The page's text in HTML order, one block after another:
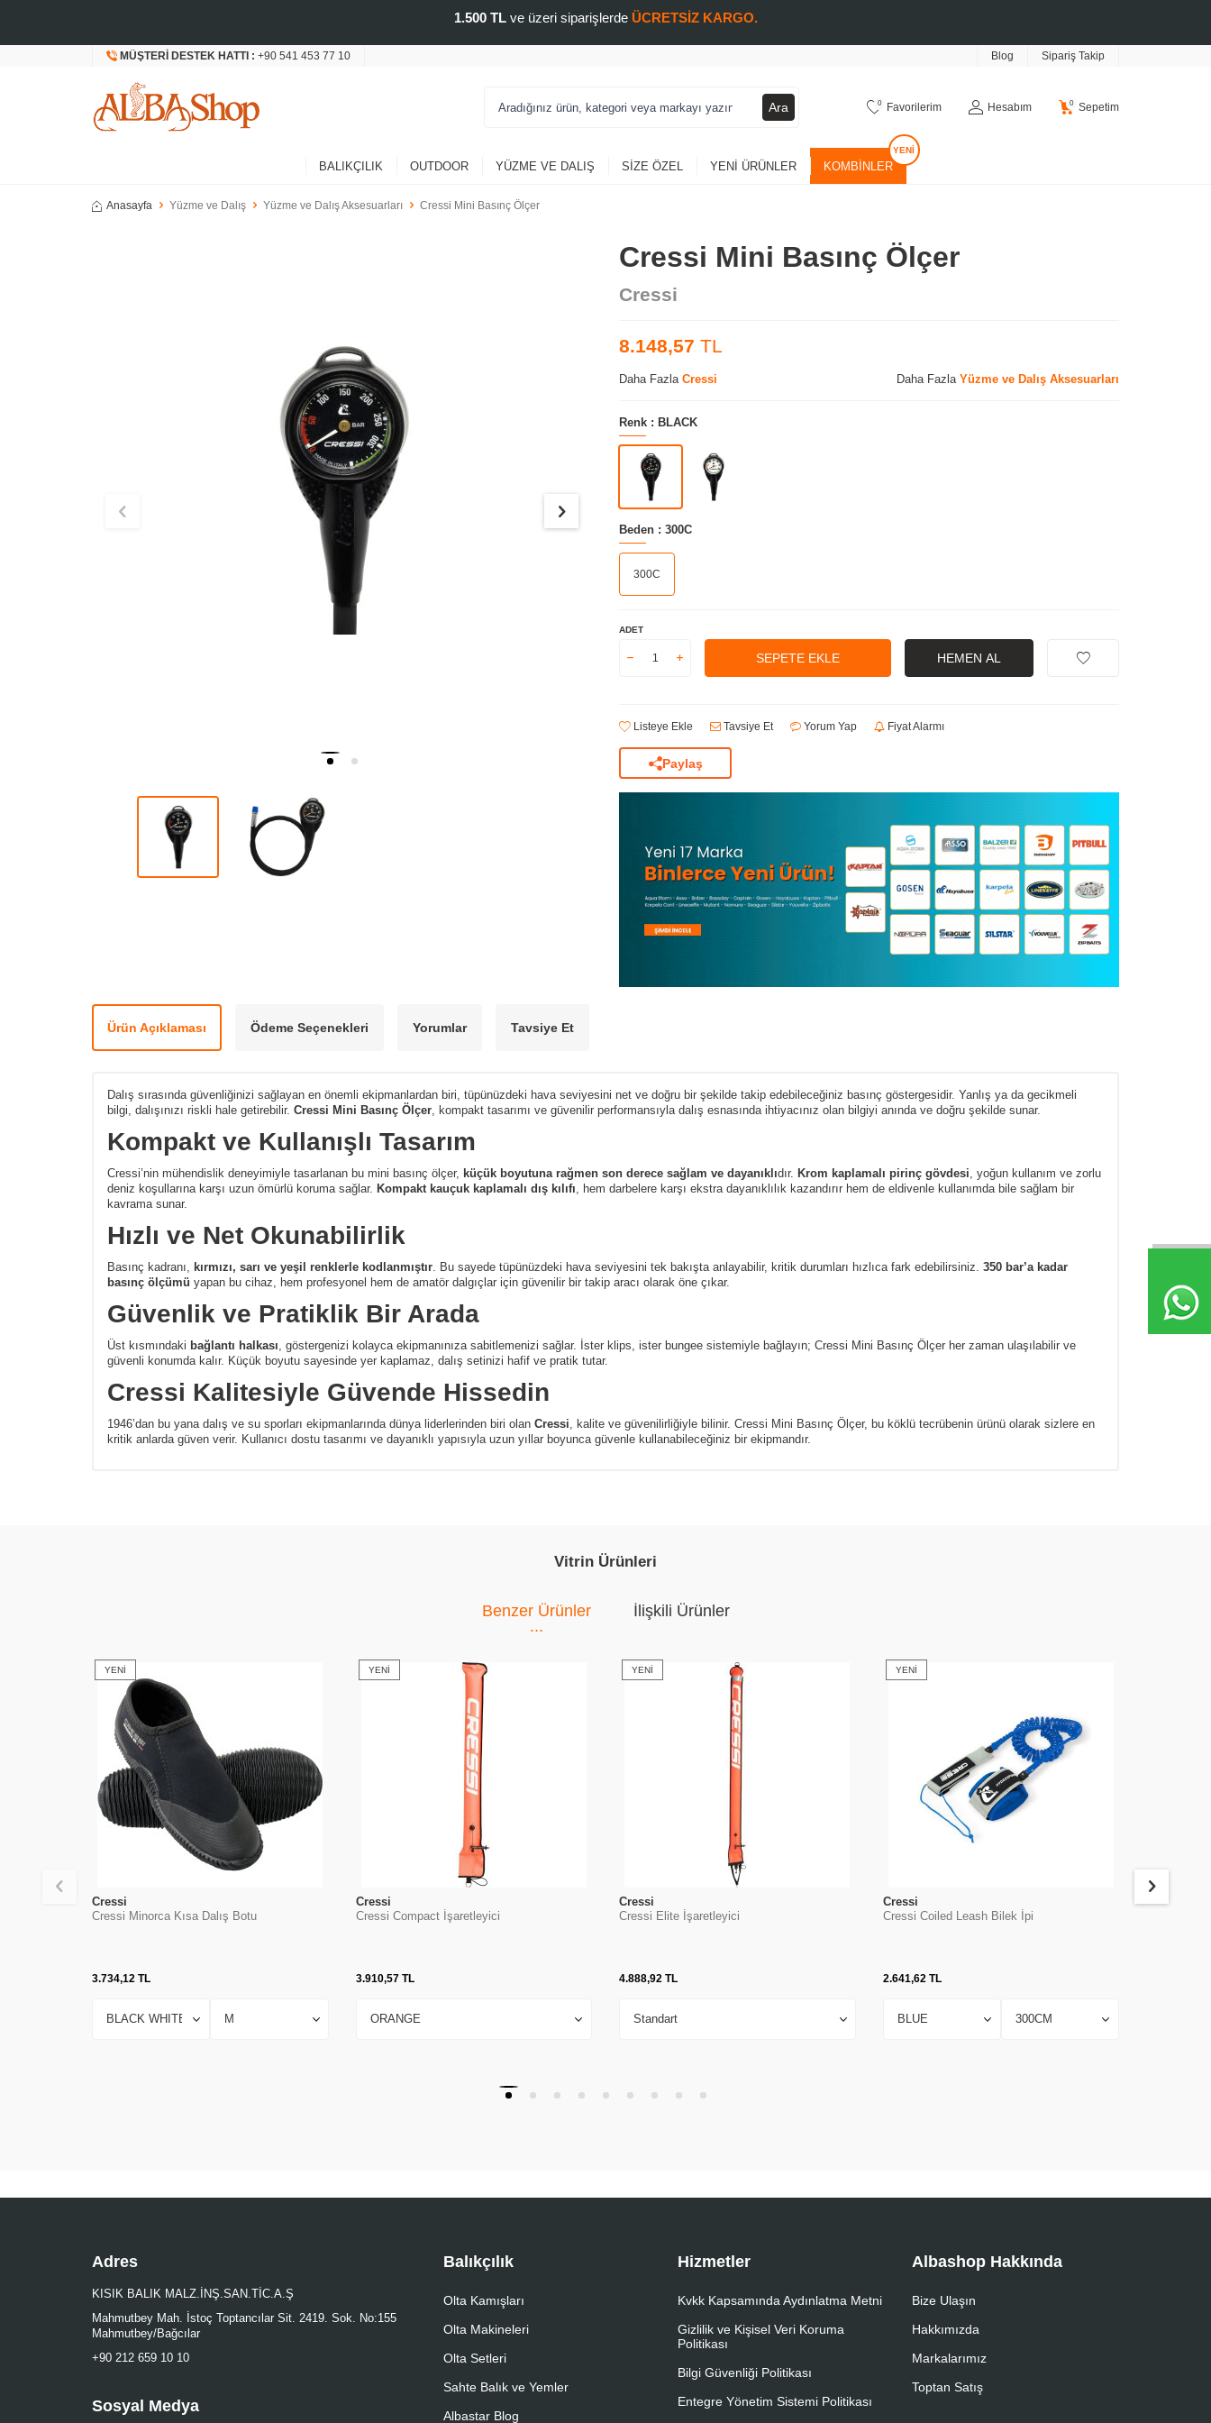
1.500 TLve üzeri siparişlerde ÜCRETSİZ KARGO.
MÜŞTERI DESTEK HATTI : +90 541 453 77 10 Blog Sipariş Takip
Ara 0 Favorilerim Hesabım 0 Sepetim
BALIKÇILIK OUTDOOR YÜZME VE DALIŞ SIZE ÖZEL YENI ÜRÜNLER KOMBINLER
Anasayfa Yüzme ve Dalış Yüzme ve Dalış Aksesuarları Cressi Mini Basınç Ölçer
Cressi Mini Basınç Ölçer
Cressi
8.148,57 TL
Daha Fazla Cressi Daha Fazla Yüzme ve Dalış Aksesuarları
Renk : BLACK
Beden : 300C
300C
ADET
SEPETE EKLE HEMEN AL
Listeye Ekle Tavsiye Et Yorum Yap Fiyat Alarmı
Paylaş
Ürün Açıklaması Ödeme Seçenekleri Yorumlar Tavsiye Et
Dalış sırasında güvenliğinizi sağlayan en önemli ekipmanlardan biri, tüpünüzdeki hava seviyesini net ve doğru bir şekilde takip edebileceğiniz basınç göstergesidir. Yanlış ya da gecikmeli
bilgi, dalışınızı riskli hale getirebilir. Cressi Mini Basınç Ölçer, kompakt tasarımı ve güvenilir performansıyla dalış esnasında ihtiyacınız olan bilgiyi anında ve doğru şekilde sunar.
Kompakt ve Kullanışlı Tasarım
Cressi’nin mühendislik deneyimiyle tasarlanan bu mini basınç ölçer, küçük boyutuna rağmen son derece sağlam ve dayanıklıdır. Krom kaplamalı pirinç gövdesi, yoğun kullanım ve zorlu
deniz koşullarına karşı uzun ömürlü koruma sağlar. Kompakt kauçuk kaplamalı dış kılıfı, hem darbelere karşı ekstra dayanıklılık kazandırır hem de eldivenle kullanımda bile sağlam bir
kavrama sunar.
Hızlı ve Net Okunabilirlik
Basınç kadranı, kırmızı, sarı ve yeşil renklerle kodlanmıştır. Bu sayede tüpünüzdeki hava seviyesini tek bakışta anlayabilir, kritik durumları hızlıca fark edebilirsiniz. 350 bar’a kadar
basınç ölçümü yapan bu cihaz, hem profesyonel hem de amatör dalgıçlar için güvenilir bir takip aracı olarak öne çıkar.
Güvenlik ve Pratiklik Bir Arada
Üst kısmındaki bağlantı halkası, göstergenizi kolayca ekipmanınıza sabitlemenizi sağlar. İster klips, ister bungee sistemiyle bağlayın; Cressi Mini Basınç Ölçer her zaman ulaşılabilir ve
güvenli konumda kalır. Küçük boyutu sayesinde yer kaplamaz, dalış setinizi hafif ve pratik tutar.
Cressi Kalitesiyle Güvende Hissedin
1946’dan bu yana dalış ve su sporları ekipmanlarında dünya liderlerinden biri olan Cressi, kalite ve güvenilirliğiyle bilinir. Cressi Mini Basınç Ölçer, bu köklü tecrübenin ürünü olarak sizlere en
kritik anlarda güven verir. Kullanıcı dostu tasarımı ve dayanıklı yapısıyla uzun yıllar boyunca güvenle kullanabileceğiniz bir ekipmandır.
Vitrin Ürünleri
Benzer Ürünler İlişkili Ürünler
YENI
Cressi
Cressi Minorca Kısa Dalış Botu
3.734,12 TL
YENI
Cressi
Cressi Compact İşaretleyici
3.910,57TL
YENI
Cressi
Cressi Elite İşaretleyici
4.888,92 TL
YENI
Cressi
Cressi Coiled Leash Bilek İpi
2.641,62TL
Cressi
Adres
KISIK BALIK MALZ.İNŞ.SAN.TİC.A.Ş
Mahmutbey Mah. İstoç Toptancılar Sit. 2419. Sok. No:155
Mahmutbey/Bağcılar
+90 212 659 10 10
Sosyal Medya
Balıkçılık
Olta Kamışları
Olta Makineleri
Olta Setleri
Sahte Balık ve Yemler
Albastar Blog
Hizmetler
Kvkk Kapsamında Aydınlatma Metni
Gizlilik ve Kişisel Veri Koruma
Politikası
Bilgi Güvenliği Politikası
Entegre Yönetim Sistemi Politikası
Albashop Hakkında
Bize Ulaşın
Hakkımızda
Markalarımız
Toptan Satış